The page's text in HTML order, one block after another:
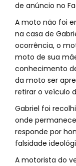
de anúncio no
A moto não foi
na casa de
ocorrência, o
moto de sua
conhecimento
da moto ser
retirar o veículo
Gabriel foi
onde
responde por
falsidade
A motorista do